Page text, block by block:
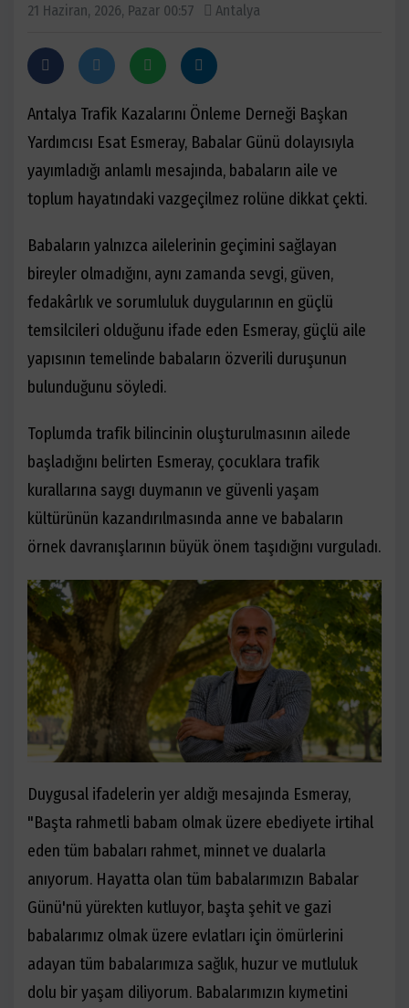
21 Haziran, 2026, Pazar 00:57 Antalya
Antalya Trafik Kazalarını Önleme Derneği Başkan
Yardımcısı Esat Esmeray, Babalar Günü dolayısıyla
yayımladığı anlamlı mesajında, babaların aile ve
toplum hayatındaki vazgeçilmez rolüne dikkat çekti.
Babaların yalnızca ailelerinin geçimini sağlayan
bireyler olmadığını, aynı zamanda sevgi, güven,
fedakârlık ve sorumluluk duygularının en güçlü
temsilcileri olduğunu ifade eden Esmeray, güçlü aile
yapısının temelinde babaların özverili duruşunun
bulunduğunu söyledi.
Toplumda trafik bilincinin oluşturulmasının ailede
başladığını belirten Esmeray, çocuklara trafik
kurallarına saygı duymanın ve güvenli yaşam
kültürünün kazandırılmasında anne ve babaların
örnek davranışlarının büyük önem taşıdığını vurguladı.
Duygusal ifadelerin yer aldığı mesajında Esmeray,
"Başta rahmetli babam olmak üzere ebediyete irtihal
eden tüm babaları rahmet, minnet ve dualarla
anıyorum. Hayatta olan tüm babalarımızın Babalar
Günü'nü yürekten kutluyor, başta şehit ve gazi
babalarımız olmak üzere evlatları için ömürlerini
adayan tüm babalarımıza sağlık, huzur ve mutluluk
dolu bir yaşam diliyorum. Babalarımızın kıymetini